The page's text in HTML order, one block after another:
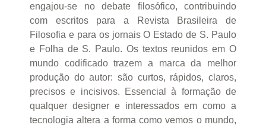
engajou-se no debate filosófico, contribuindo
com escritos para a Revista Brasileira de
Filosofia e para os jornais O Estado de S. Paulo
e Folha de S. Paulo. Os textos reunidos em O
mundo codificado trazem a marca da melhor
produção do autor: são curtos, rápidos, claros,
precisos e incisivos. Essencial à formação de
qualquer designer e interessados em como a
tecnologia altera a forma como vemos o mundo,